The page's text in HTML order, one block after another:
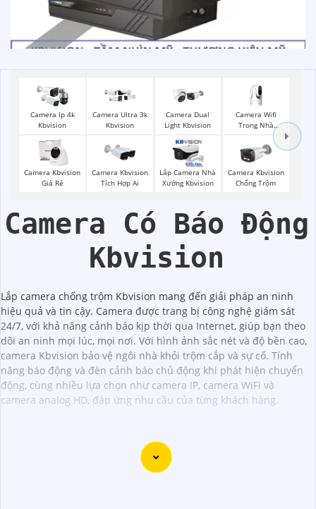
Camera Ip 4k
Kbvision
Camera Ultra 3k
Kbvision
Camera Dual
Light Kbvision
Camera Wifi
Trong Nhà
Camera Kbvision
Giá Rẻ
Camera Kbvision
Tích Hợp Ai
Lắp Camera Nhà
Xưởng Kbvision
Camera Kbvision
Chống Trộm
Camera Có Báo Động
Kbvision
Lắp camera chống trộm Kbvision mang đến giải pháp an ninh
hiệu quả và tin cậy. Camera được trang bị công nghệ giám sát
24/7, với khả năng cảnh báo kịp thời qua Internet, giúp bạn theo
dõi an ninh mọi lúc, mọi nơi. Với hình ảnh sắc nét và độ bền cao,
camera Kbvision bảo vệ ngôi nhà khỏi trộm cắp và sự cố. Tính
năng báo động và đèn cảnh báo chủ động khi phát hiện chuyển
động, cùng nhiều lựa chọn như camera IP, camera WiFi và
camera analog HD, đáp ứng nhu cầu của từng khách hàng.
Chào bạn, dưới đây là một số câu giới thiệu cho việc mua